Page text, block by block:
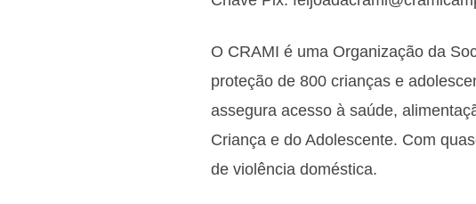
O CRAMI é uma Organização da
proteção de 800 crianças e
assegura acesso à saúde,
Criança e do Adolescente. Com
de violência doméstica.